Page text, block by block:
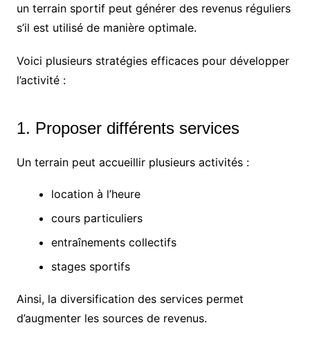
un terrain sportif peut générer des revenus réguliers
s’il est utilisé de manière optimale.
Voici plusieurs stratégies efficaces pour développer
l’activité :
1. Proposer différents services
Un terrain peut accueillir plusieurs activités :
location à l’heure
cours particuliers
entraînements collectifs
stages sportifs
Ainsi, la diversification des services permet
d’augmenter les sources de revenus.